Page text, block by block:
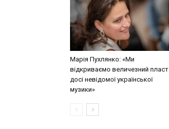
Марія Пухлянко: «Ми
відкриваємо величезний пласт
досі невідомої української
музики»